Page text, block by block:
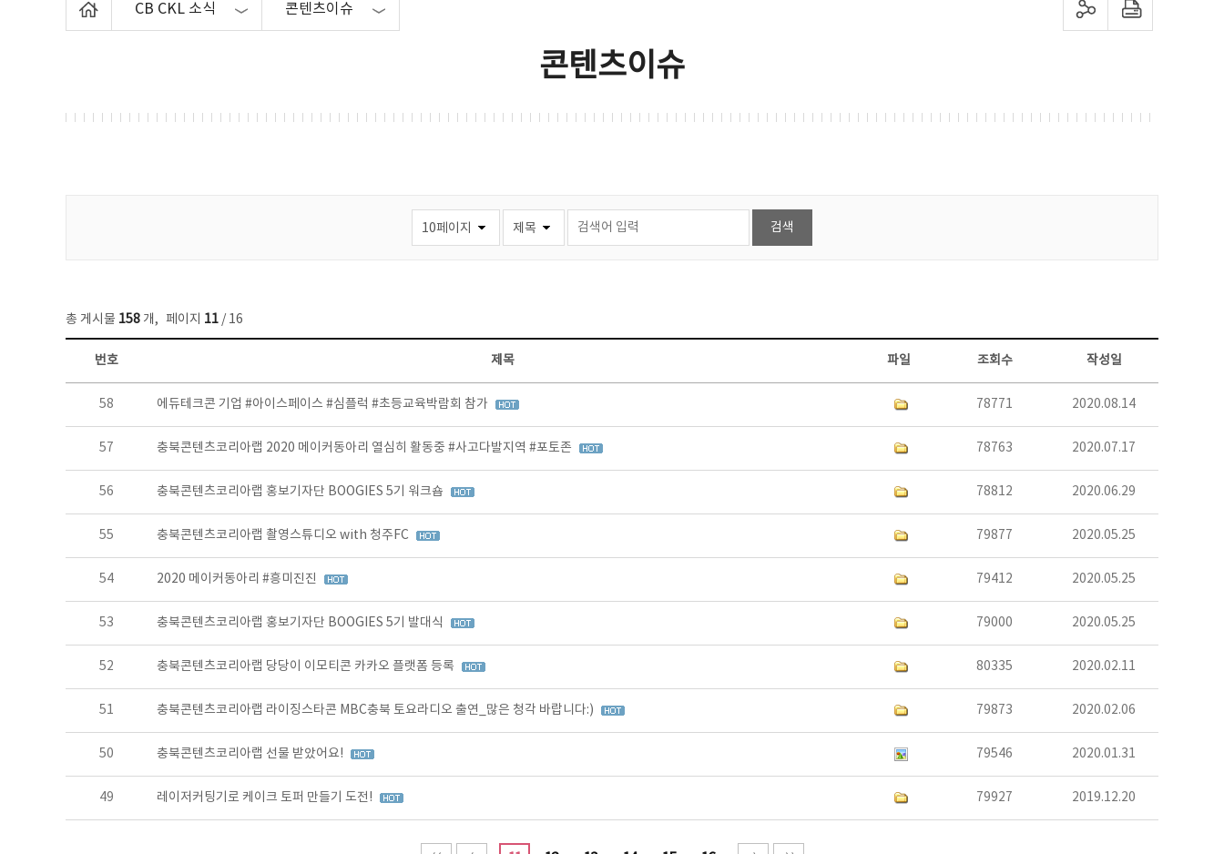
CB CKL 소식 콘텐츠이슈 sns 공유하기 프린트하기
콘텐츠이슈
총 게시물 158 개, 페이지 11 / 16
콘텐츠이슈 목록 - 번호, 제목, 작성자, 파일, 조회수, 작성일 정보 제공
번호 제목 파일 조회수 작성일
58 에듀테크콘 기업 #아이스페이스 #심플럭 #초등교육박람회 참가 78771 2020.08.14
57 충북콘텐츠코리아랩 2020 메이커동아리 열심히 활동중 #사고다발지역 #포토존 78763 2020.07.17
56 충북콘텐츠코리아랩 홍보기자단 BOOGIES 5기 워크숍 78812 2020.06.29
55 충북콘텐츠코리아랩 촬영스튜디오 with 청주FC 79877 2020.05.25
54 2020 메이커동아리 #흥미진진 79412 2020.05.25
53 충북콘텐츠코리아랩 홍보기자단 BOOGIES 5기 발대식 79000 2020.05.25
52 충북콘텐츠코리아랩 당당이 이모티콘 카카오 플랫폼 등록 80335 2020.02.11
51 충북콘텐츠코리아랩 라이징스타콘 MBC충북 토요라디오 출연_많은 청각 바랍니다:) 79873 2020.02.06
50 충북콘텐츠코리아랩 선물 받았어요! 79546 2020.01.31
49 레이저커팅기로 케이크 토퍼 만들기 도전! 79927 2019.12.20